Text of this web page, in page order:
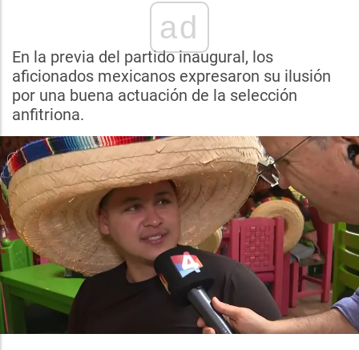
ad
En la previa del partido inaugural, los
aficionados mexicanos expresaron su ilusión
por una buena actuación de la selección
anfitriona.